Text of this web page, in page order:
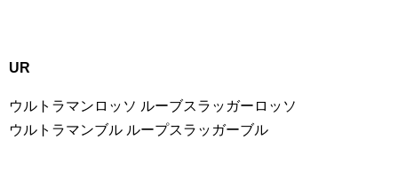
UR
ウルトラマンロッソ ルーブスラッガーロッソ
ウルトラマンブル ループスラッガーブル